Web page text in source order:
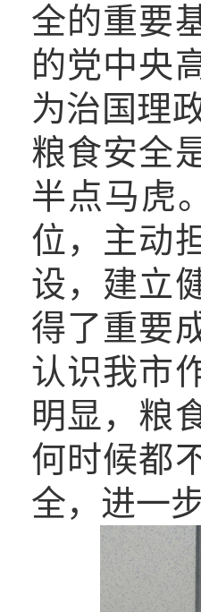
全的重要
的党中央
为治国理
粮食安全
半点马虎
位，主动
设，建立
得了重要
认识我市
明显，粮
何时候都
全，进一